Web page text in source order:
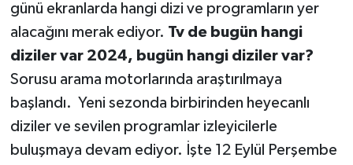
günü ekranlarda hangi dizi ve programların yer
alacağını merak ediyor. Tv de bugün hangi
diziler var 2024, bugün hangi diziler var?
Sorusu arama motorlarında araştırılmaya
başlandı. Yeni sezonda birbirinden heyecanlı
diziler ve sevilen programlar izleyicilerle
buluşmaya devam ediyor. İşte 12 Eylül Perşembe
Merkez Haberleri
Pınarbaşı Haberleri
Şenpazar Haberleri
Seydiler Haberleri